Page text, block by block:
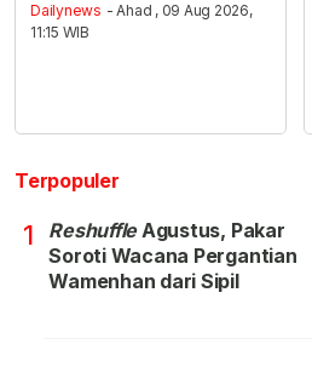
Dailynews - Ahad , 09 Aug 2026,
11:15 WIB
Terpopuler
1 ReshuffleAgustus, Pakar
Soroti Wacana Pergantian
Wamenhan dari Sipil